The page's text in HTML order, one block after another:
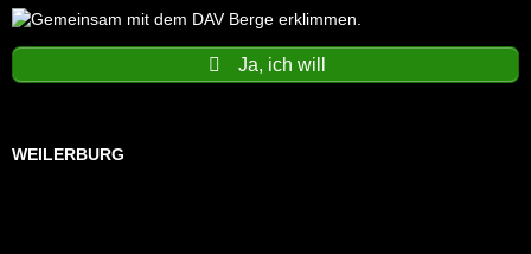
Ja, ich will
WEILERBURG